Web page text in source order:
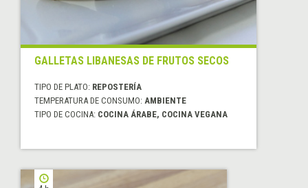
GALLETAS LIBANESAS DE FRUTOS SECOS
TIPO DE PLATO: REPOSTERÍA
TEMPERATURA DE CONSUMO: AMBIENTE
TIPO DE COCINA: COCINA ÁRABE, COCINA VEGANA